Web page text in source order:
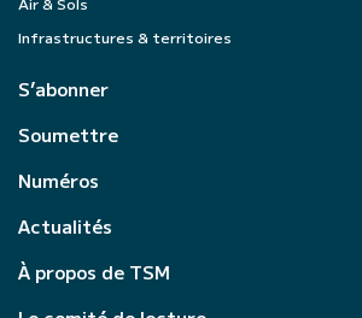
Infrastructures & territoires
S’abonner
Soumettre
Numéros
Actualités
À propos de TSM